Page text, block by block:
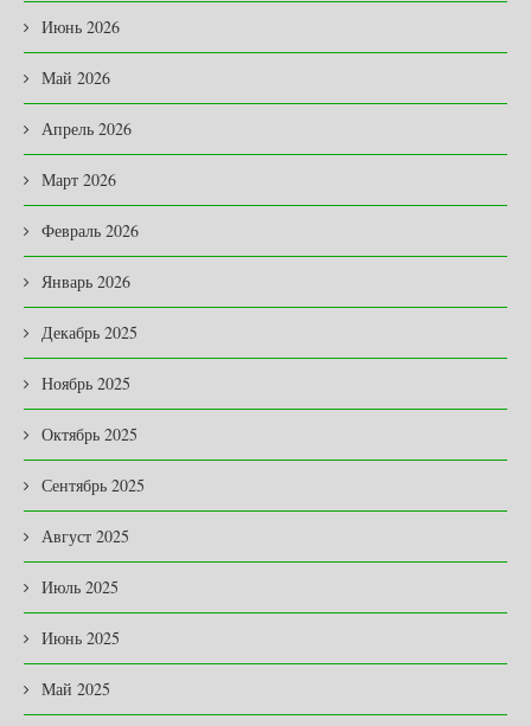
Июнь 2026
Май 2026
Апрель 2026
Март 2026
Февраль 2026
Январь 2026
Декабрь 2025
Ноябрь 2025
Октябрь 2025
Сентябрь 2025
Август 2025
Июль 2025
Июнь 2025
Май 2025